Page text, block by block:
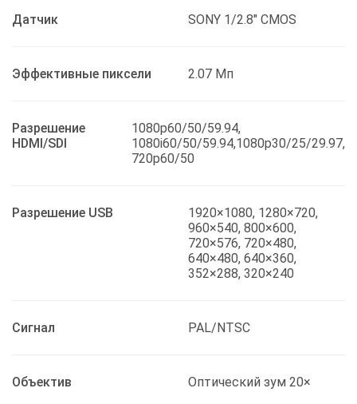
Датчик SONY 1/2.8" CMOS
Эффективные пиксели 2.07 Мп
Разрешение
HDMI/SDI
1080p60/50/59.94,
1080i60/50/59.94,1080p30/25/29.97,
720p60/50
Разрешение USB
1920×1080, 1280×720,
960×540, 800×600,
720×576, 720×480,
640×480, 640×360,
352×288, 320×240
Сигнал PAL/NTSC
Объектив Оптический зум 20×